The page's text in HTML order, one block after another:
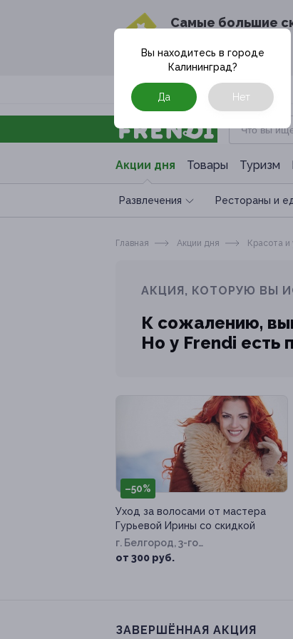
Cамые большие
в твоём
Москва
Акции дня Товары Туризм
Развлечения Рестораны и
Вы находитесь в городе
Калининград?
Да Нет
Главная Акции дня Красота и
АКЦИЯ, КОТОРУЮ ВЫ
К сожалению,
Но у Frendi есть
–50%
Уход за волосами от мастера
Гурьевой Ирины со скидкой
г. Белгород, 3-го
Интернационала ул, д. 94
от 300 руб.
ЗАВЕРШЁННАЯ АКЦИЯ